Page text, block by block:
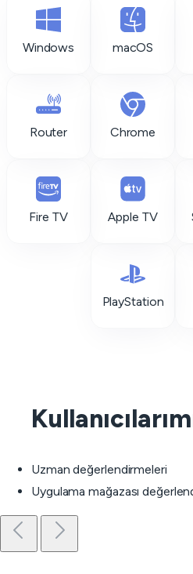
Windows macOS
Router Chrome
Fire TV Apple TV
PlayStation
Uzman değerlendirmeleri
Uygulama mağazası